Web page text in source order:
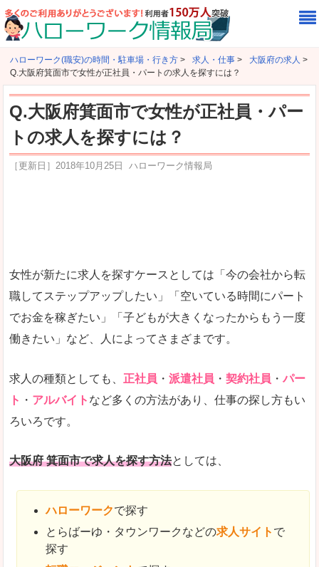
ハローワーク(職安)の時間・駐車場・行き方 > 求人・仕事 > 大阪府の求人 >
Q.大阪府箕面市で女性が正社員・パートの求人を探すには？
Q.大阪府箕面市で女性が正社員・パー
トの求人を探すには？
［更新日］ 2018年10月25日 ハローワーク情報局
女性が新たに求人を探すケースとしては「今の会社から転
職してステップアップしたい」「空いている時間にパート
でお金を稼ぎたい」「子どもが大きくなったからもう一度
働きたい」など、人によってさまざまです。
求人の種類としても、 正社員 ・ 派遣社員 ・ 契約社員 ・ パー
ト ・ アルバイト など多くの方法があり、仕事の探し方もい
ろいろです。
大阪府 箕面市で求人を探す方法としては、
ハローワークで探す
とらばーゆ・タウンワークなどの求人サイト で
探す